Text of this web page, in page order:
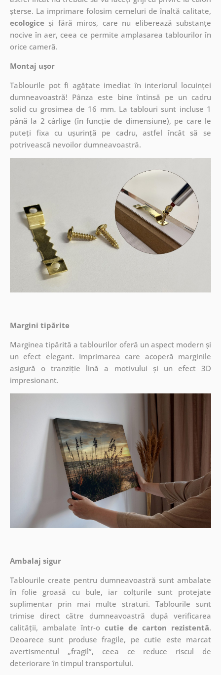
șterse. La imprimare folosim cerneluri de înaltă calitate,
ecologiceși fără miros, care nu eliberează substanțe
nocive în aer, ceea ce permite amplasarea tablourilor în
orice cameră.
Montaj ușor
Tablourile pot fi agățate imediat în interiorul locuinței
dumneavoastră! Pânza este bine întinsă pe un cadru
solid cu grosimea de 16 mm. La tablouri sunt incluse 1
până la 2 cârlige (în funcție de dimensiune), pe care le
puteți fixa cu ușurință pe cadru, astfel încât să se
potrivească nevoilor dumneavoastră.
Margini tipărite
Marginea tipărită a tablourilor oferă un aspect modern și
un efect elegant. Imprimarea care acoperă marginile
asigură o tranziție lină a motivului și un efect 3D
impresionant.
Ambalaj sigur
Tablourile create pentru dumneavoastră sunt ambalate
în folie groasă cu bule, iar colțurile sunt protejate
suplimentar prin mai multe straturi.Tablourile sunt
trimise direct către dumneavoastră după verificarea
calității, ambalate într-o cutie de carton rezistentă.
Deoarece sunt produse fragile, pe cutie este marcat
avertismentul „fragil”, ceea ce reduce riscul de
deteriorare în timpul transportului.